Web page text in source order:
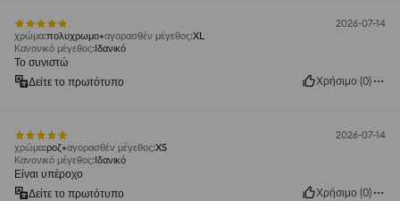
2026-07-14
χρώμα:πολυχρωμο αγορασθέν μέγεθος:XL
Κανονικό μέγεθος:Ιδανικό
Το συνιστώ
Δείτε το πρωτότυπο
Χρήσιμο (0)
2026-07-14
χρώμα:ροζ αγορασθέν μέγεθος:XS
Κανονικό μέγεθος:Ιδανικό
Είναι υπέροχο
Δείτε το πρωτότυπο
Χρήσιμο (0)